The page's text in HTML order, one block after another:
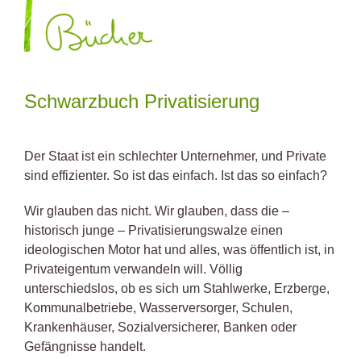
Schwarzbuch Privatisierung
Der Staat ist ein schlechter Unternehmer, und Private
sind effizienter. So ist das einfach. Ist das so einfach?
Wir glauben das nicht. Wir glauben, dass die –
historisch junge – Privatisierungswalze einen
ideologischen Motor hat und alles, was öffentlich ist, in
Privateigentum verwandeln will. Völlig
unterschiedslos, ob es sich um Stahlwerke, Erzberge,
Kommunalbetriebe, Wasserversorger, Schulen,
Krankenhäuser, Sozialversicherer, Banken oder
Gefängnisse handelt.